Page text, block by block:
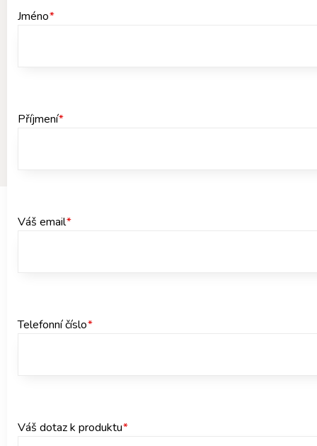
Jméno*
Příjmení*
Váš email*
Telefonní číslo*
Váš dotaz k produktu*